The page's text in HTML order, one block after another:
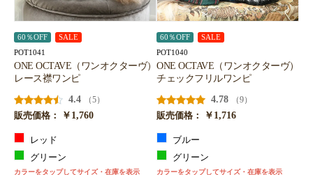
60％OFF SALE
POT1041
ONE OCTAVE（ワンオクターヴ）
レース襟ワンピ
4.4
（5）
販売価格：
￥1,760
レッド
グリーン
カラーをタップしてサイズ・在庫を表示
60％OFF SALE
POT1040
ONE OCTAVE（ワンオクターヴ）
チェックフリルワンピ
4.78
（9）
販売価格：
￥1,716
ブルー
グリーン
カラーをタップしてサイズ・在庫を表示